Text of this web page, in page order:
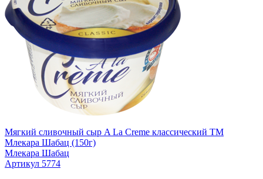
Мягкий сливочный сыр A La Creme классический TM
Млекара Шабац (150г)
Млекара Шабац
Артикул 5774